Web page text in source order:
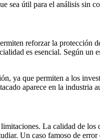
sea útil para el análisis sin
reforzar la
es esencial. Según
ya que permiten a los
aparece en la
La calidad de
Un caso famoso de